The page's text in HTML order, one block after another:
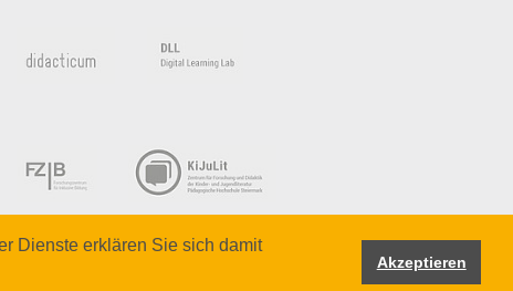
Dienste erklären Sie sich damit
Akzeptieren
Hochschule Steiermark